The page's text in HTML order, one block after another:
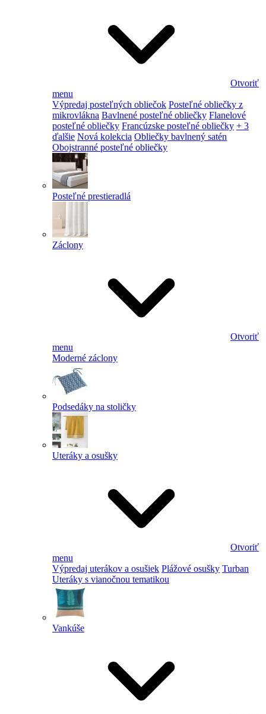
Otvoriť
menu
Výpredaj posteľných obliečok Posteľné obliečky z
mikrovlákna Bavlnené posteľné obliečky Flanelové
posteľné obliečky Francúzske posteľné obliečky + 3
ďalšie Nová kolekcia Obliečky bavlnený satén
Obojstranné posteľné obliečky
Posteľné prestieradlá
Záclony
Otvoriť
menu
Moderné záclony
Podsedáky na stoličky
Uteráky a osušky
Otvoriť
menu
Výpredaj uterákov a osušiek Plážové osušky Turban
Uteráky s vianočnou tematikou
Vankúše